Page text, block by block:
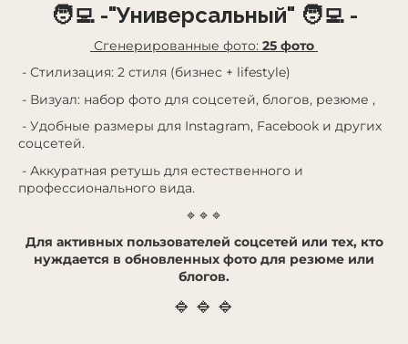
🧑‍💻 -"Универсальный" 🧑‍💻 -
Сгенерированные фото: 25 фото
- Стилизация: 2 стиля (бизнес + lifestyle)
- Визуал: набор фото для соцсетей, блогов, резюме ,
- Удобные размеры для Instagram, Facebook и других
соцсетей.
- Аккуратная ретушь для естественного и
профессионального вида.
🔹🔹🔹
Для активных пользователей соцсетей или тех, кто
нуждается в обновленных фото для резюме или
блогов.
🔹🔹🔹